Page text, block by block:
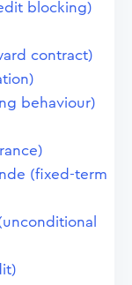
blocking)
contract)
behaviour)
(fixed-term